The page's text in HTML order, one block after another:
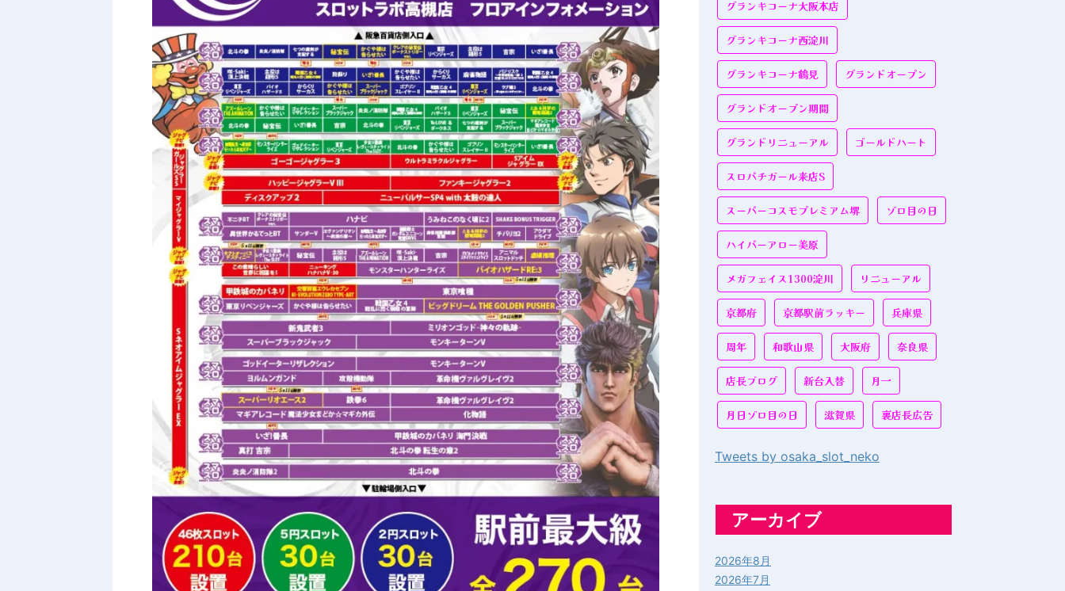
グランキコーナ大阪本店
グランキコーナ西淀川
グランキコーナ鶴見 グランドオープン
グランドオープン期間
グランドリニューアル ゴールドハート
スロパチガール来店S
スーパーコスモプレミアム堺 ゾロ目の日
ハイパーアロー美原
メガフェイス1300淀川 リニューアル
京都府 京都駅前ラッキー 兵庫県
周年 和歌山県 大阪府 奈良県
店長ブログ 新台入替 月一
月日ゾロ目の日 滋賀県 裏店長広告
Tweets by osaka_slot_neko
アーカイブ
2026年8月
2026年7月